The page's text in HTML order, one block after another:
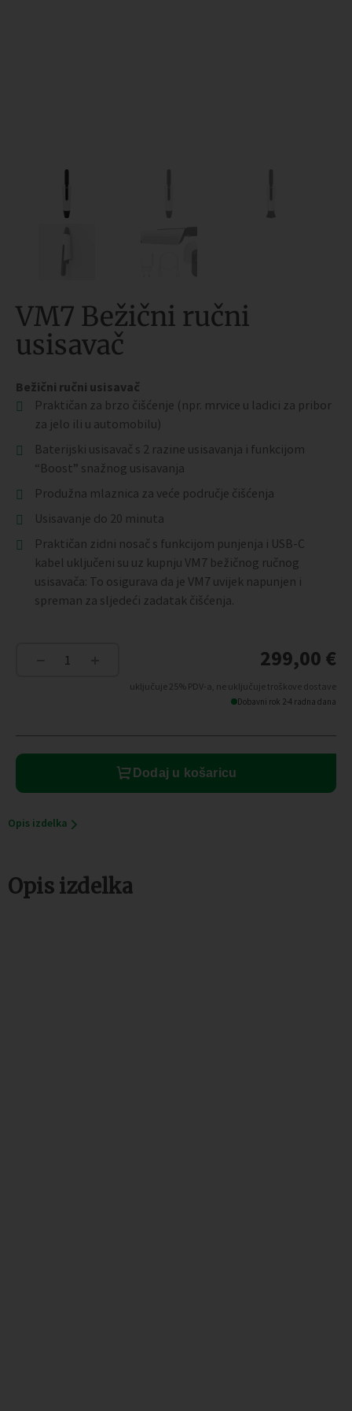
VM7 Bežični ručni
usisavač
Bežični ručni usisavač
Praktičan za brzo čišćenje (npr. mrvice u ladici za pribor
za jelo ili u automobilu)
Baterijski usisavač s 2 razine usisavanja i funkcijom
“Boost” snažnog usisavanja
Produžna mlaznica za veće područje čišćenja
Usisavanje do 20 minuta
Praktičan zidni nosač s funkcijom punjenja i USB-C
kabel uključeni su uz kupnju VM7 bežičnog ručnog
usisavača: To osigurava da je VM7 uvijek napunjen i
spreman za sljedeći zadatak čišćenja.
VM7
količina
299,00 €
uključuje 25% PDV-a, ne uključuje troškove dostave
Dobavni rok 2-4 radna dana
Dodaj u košaricu
Opis izdelka
Opis izdelka